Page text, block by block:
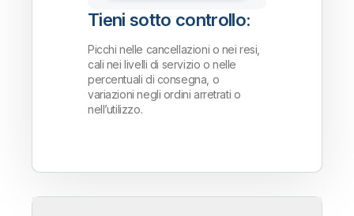
Tieni sotto controllo:
Picchi nelle cancellazioni o nei resi,
cali nei livelli di servizio o nelle
percentuali di consegna, o
variazioni negli ordini arretrati o
nell’utilizzo.